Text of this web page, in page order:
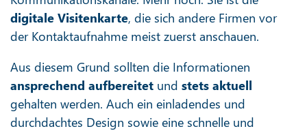
digitale Visitenkarte, die sich andere Firmen vor
der Kontaktaufnahme meist zuerst anschauen.
Aus diesem Grund sollten die Informationen
ansprechend aufbereitet und stets aktuell
gehalten werden. Auch ein einladendes und
durchdachtes Design sowie eine schnelle und